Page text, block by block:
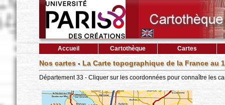
Accueil Cartothèque Cartes
Nos cartes- La Carte topographique de la France au
Département 33 - Cliquer sur les coordonnées pour connaître les